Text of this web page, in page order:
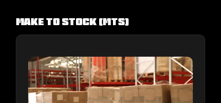
Make To Stock (MTS)